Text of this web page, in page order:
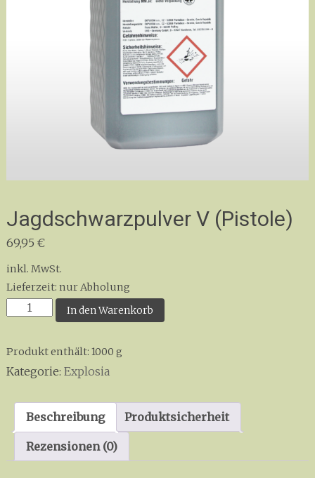
Jagdschwarzpulver V (Pistole)
69,95 €
inkl. MwSt.
Lieferzeit: nur Abholung
Jagdschwarzpulver
Menge
In den Warenkorb
Produkt enthält: 1000 g
Kategorie: Explosia
Beschreibung Produktsicherheit
Rezensionen (0)